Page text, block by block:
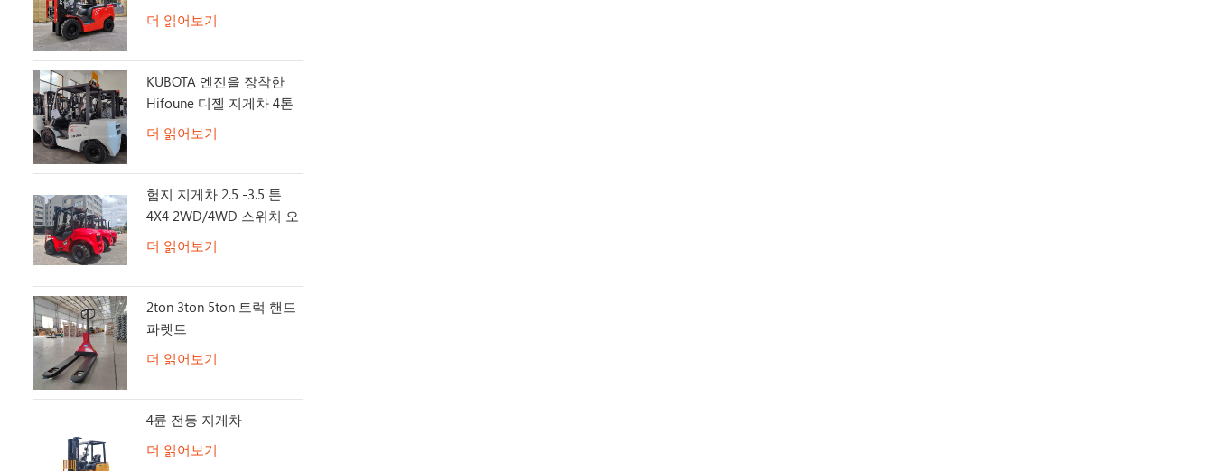
더 읽어보기
KUBOTA 엔진을 장착한
Hifoune 디젤 지게차 4톤
더 읽어보기
험지 지게차 2.5 -3.5 톤
4X4 2WD/4WD 스위치 오
프로드 지게차
더 읽어보기
2ton 3ton 5ton 트럭 핸드
파렛트
더 읽어보기
4륜 전동 지게차
더 읽어보기